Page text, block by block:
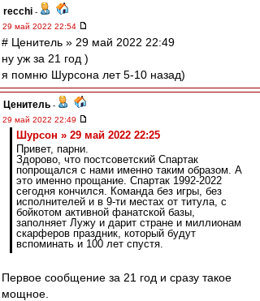
recchi -
29 май 2022 22:54
# Ценитель » 29 май 2022 22:49
ну уж за 21 год )
я помню Шурсона лет 5-10 назад)
Ценитель -
29 май 2022 22:49
Шурсон » 29 май 2022 22:25
Привет, парни.
Здорово, что постсоветский Спартак
попрощался с нами именно таким образом. А
это именно прощание. Спартак 1992-2022
сегодня кончился. Команда без игры, без
исполнителей и в 9-ти местах от титула, с
бойкотом активной фанатской базы,
заполняет Лужу и дарит стране и миллионам
скарферов праздник, который будут
вспоминать и 100 лет спустя.
Первое сообщение за 21 год и сразу такое
мощное.